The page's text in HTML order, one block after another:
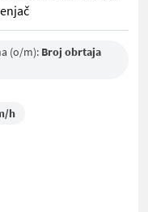
(o/m): Broj obrtaja
h